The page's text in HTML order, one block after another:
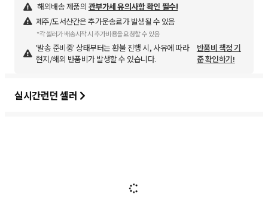
해외배송 제품의 관부가세 유의사항 확인 필수!
제주/도서산간은 추가운송료가 발생될 수 있음
*각 셀러가 배송시작 시 추가비용을 요청할 수 있음
'발송 준비중' 상태부터는 환불 진행 시, 사유에 따라
현지/해외 반품비가 발생할 수 있습니다.
반품비 책정 기
준 확인하기!
실시간런던 셀러